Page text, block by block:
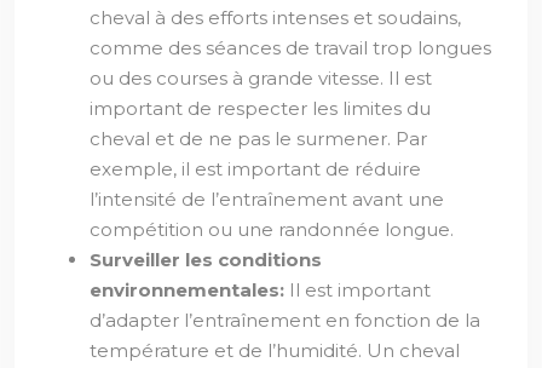
cheval à des efforts intenses et soudains,
comme des séances de travail trop longues
ou des courses à grande vitesse. Il est
important de respecter les limites du
cheval et de ne pas le surmener. Par
exemple, il est important de réduire
l’intensité de l’entraînement avant une
compétition ou une randonnée longue.
Surveiller les conditions
environnementales: Il est important
d’adapter l’entraînement en fonction de la
température et de l’humidité. Un cheval